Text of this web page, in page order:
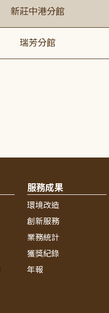
新莊中港分館
瑞芳分館
服務成果
環境改造
創新服務
業務統計
獲獎紀錄
年報